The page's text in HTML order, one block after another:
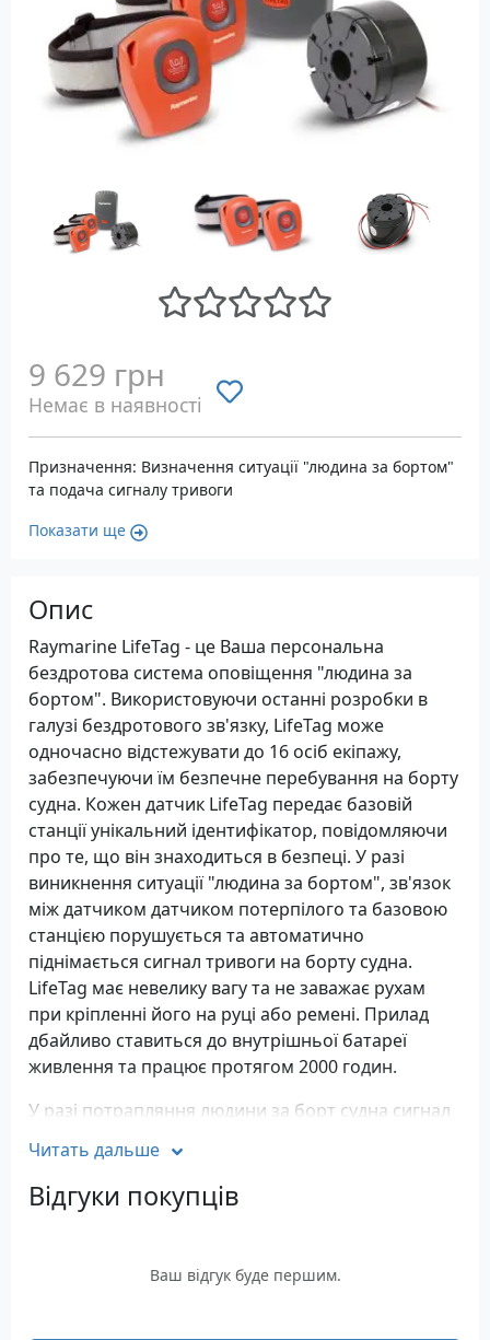
9 629 грн
Немає в наявності
Призначення: Визначення ситуації "людина за бортом"
та подача сигналу тривоги
Показати ще
Опис
Raymarine LifeTag - це Ваша персональна
бездротова система оповіщення "людина за
бортом". Використовуючи останні розробки в
галузі бездротового зв'язку, LifeTag може
одночасно відстежувати до 16 осіб екіпажу,
забезпечуючи їм безпечне перебування на борту
судна. Кожен датчик LifeTag передає базовій
станції унікальний ідентифікатор, повідомляючи
про те, що він знаходиться в безпеці. У разі
виникнення ситуації "людина за бортом", зв'язок
між датчиком датчиком потерпілого та базовою
станцією порушується та автоматично
піднімається сигнал тривоги на борту судна.
LifeTag має невелику вагу та не заважає рухам
при кріпленні його на руці або ремені. Прилад
дбайливо ставиться до внутрішньої батареї
живлення та працює протягом 2000 годин.
У разі потрапляння людини за борт судна сигнал
від датчика жертви погіршується внаслідок
занурення у воду або в міру віддалення від судна
(до 10 метрів), внаслідок чого базова станція
реагує подачею звукового сигналу для інших
оснащений кнопкою активації сигналу в ручному
Читать дальше
Відгуки покупців
Ваш відгук буде першим.